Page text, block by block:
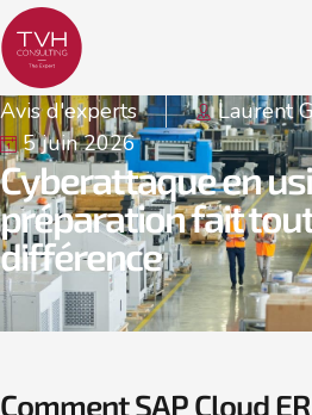
Avis d'experts
Laurent
5 juin 2026
Cyberattaque en
préparation fait
différence
Comment SAP Cloud